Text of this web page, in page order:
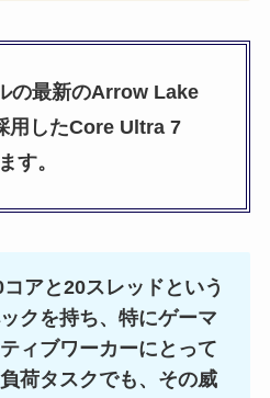
の最新のArrow Lake
用したCore Ultra 7
す。
アと20スレッドという
クを持ち、特にゲーマ
ィブワーカーにとって
荷タスクでも、その威